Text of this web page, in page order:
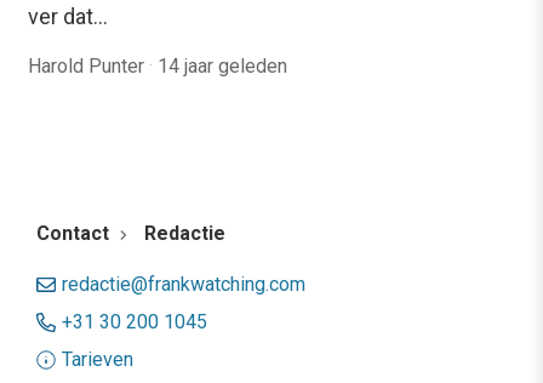
ver dat…
Harold Punter · 14 jaar geleden
Contact Redactie
redactie@frankwatching.com
+31 30 200 1045
Tarieven